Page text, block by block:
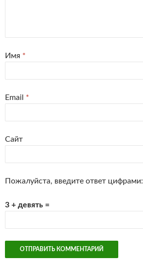
Имя *
Email *
Сайт
Пожалуйста, введите ответ цифрами:
3 + девять =